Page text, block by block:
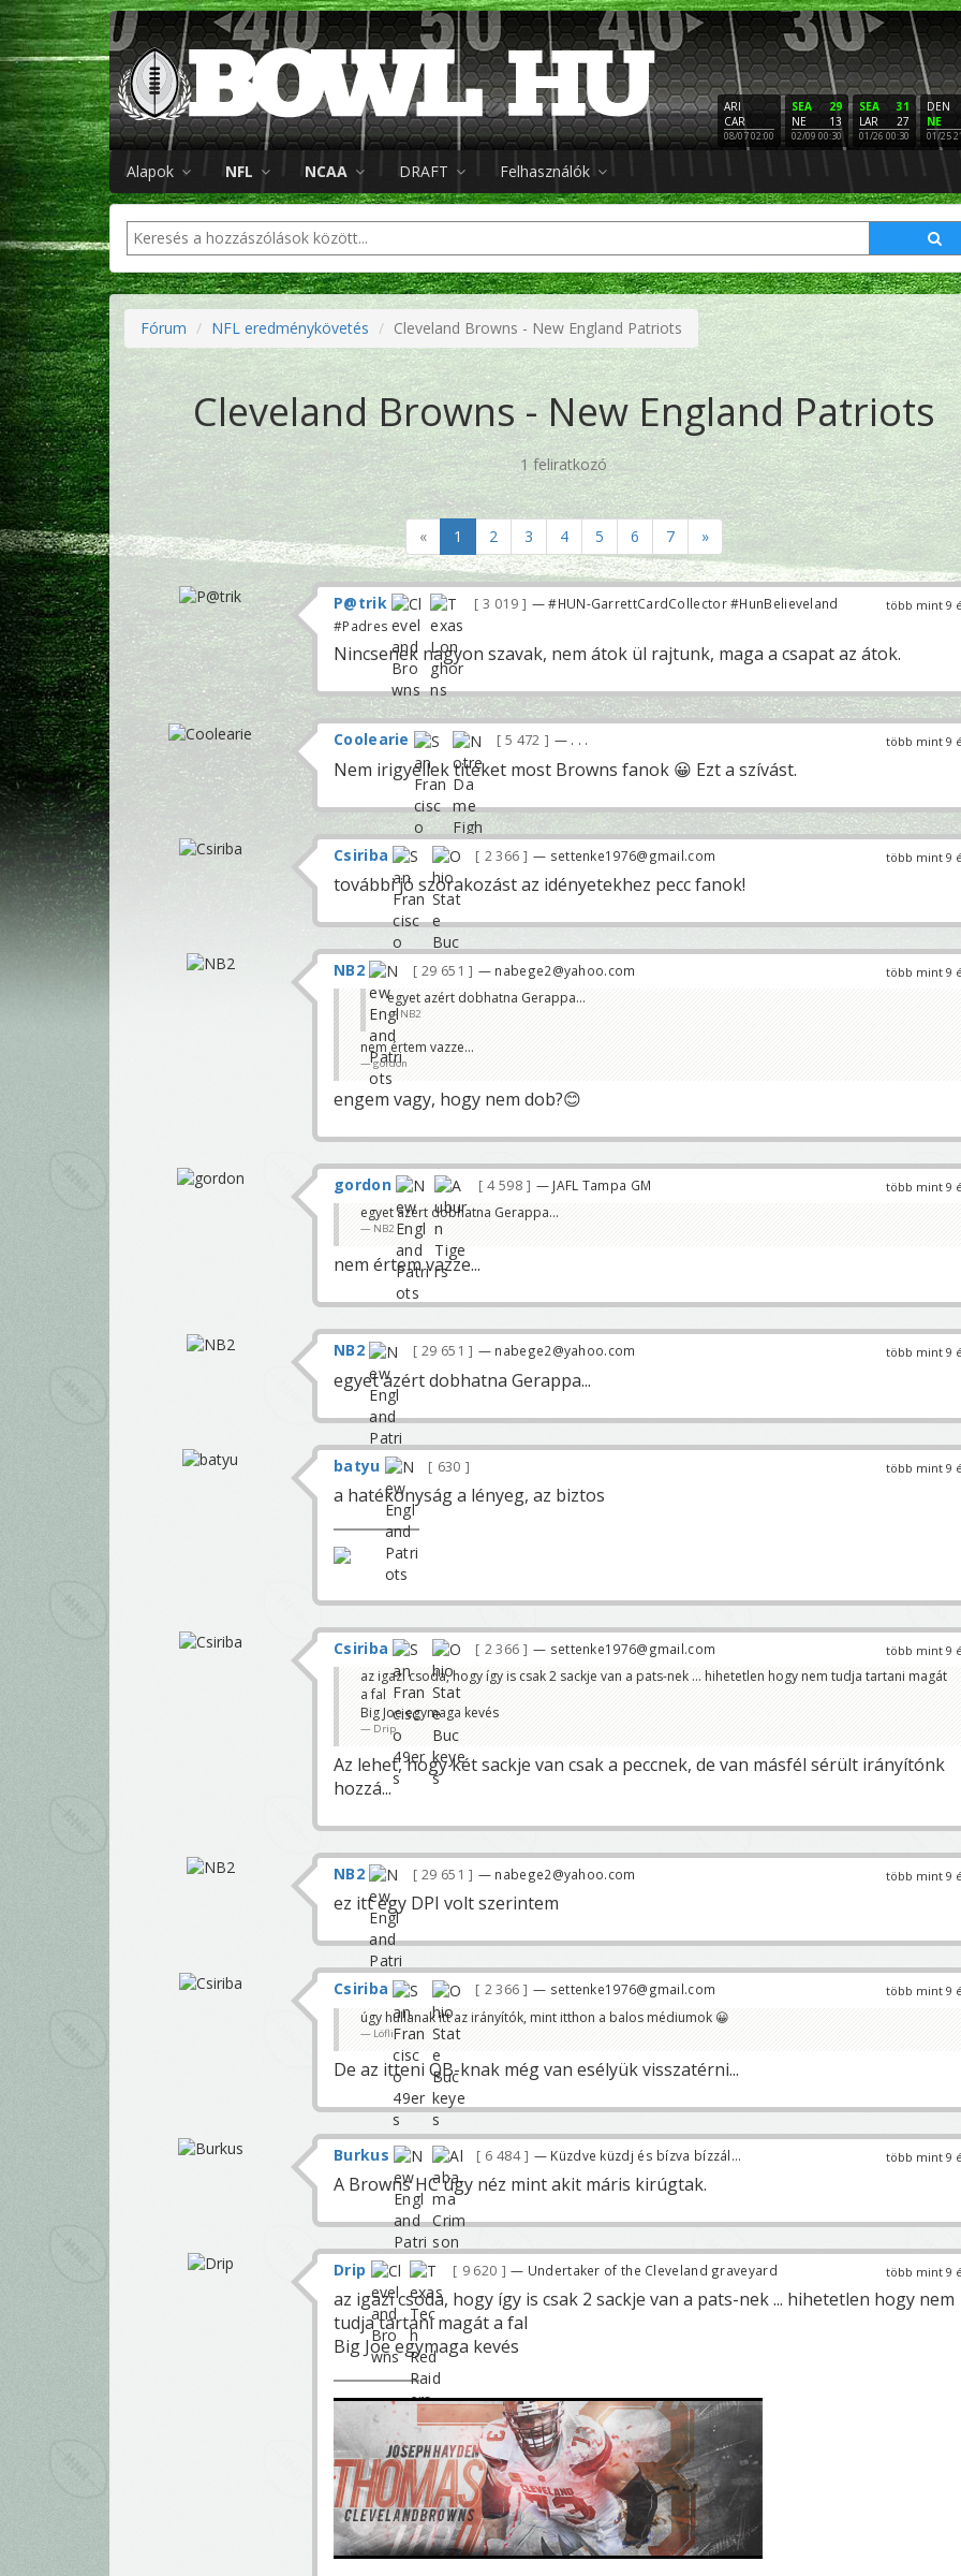
ARI
CAR
08/07 02:00
29
SEA
13
NE
02/09 00:30
31
SEA
27
LAR
01/26 00:30
DEN
NE
01/25
Alapok NFL NCAA DRAFT Felhasználók
Fórum NFL eredménykövetés Cleveland Browns - New England Patriots
Cleveland Browns - New England Patriots
1 feliratkozó
« 1 2 3 4 5 6 7 »
több mint 9
P@trik 3 019
— #HUN-GarrettCardCollector #HunBelieveland
#Padres
Nincsenek nagyon szavak, nem átok ül rajtunk, maga a csapat az átok.
több mint 9
Coolearie 5 472 — . . .
Nem irigyellek titeket most Browns fanok 😀 Ezt a szívást.
több mint 9
Csiriba 2 366 — settenke1976@gmail.com
további jó szorakozást az idényetekhez pecc fanok!
több mint 9
NB2 29 651 — nabege2@yahoo.com
egyet azért dobhatna Gerappa...
NB2
nem értem vazze...
gordon
engem vagy, hogy nem dob?😊
több mint 9
gordon 4 598 — JAFL Tampa GM
egyet azért dobhatna Gerappa...
NB2
nem értem vazze...
több mint 9
NB2 29 651 — nabege2@yahoo.com
egyet azért dobhatna Gerappa...
több mint 9
batyu 630
a hatékonyság a lényeg, az biztos
több mint 9
Csiriba 2 366 — settenke1976@gmail.com
az igazi csoda, hogy így is csak 2 sackje van a pats-nek ... hihetetlen hogy nem tudja tartani magát
a fal
Big Joe egymaga kevés
Drip
Az lehet, hogy két sackje van csak a peccnek, de van másfél sérült irányítónk
hozzá...
több mint 9
NB2 29 651 — nabege2@yahoo.com
ez itt egy DPI volt szerintem
több mint 9
Csiriba 2 366 — settenke1976@gmail.com
úgy hullanak itt az irányítók, mint itthon a balos médiumok 😀
Löfli
De az itteni QB-knak még van esélyük visszatérni...
több mint 9
Burkus 6 484 — Küzdve küzdj és bízva bízzál...
A Browns HC úgy néz mint akit máris kirúgtak.
több mint 9
Drip 9 620 — Undertaker of the Cleveland graveyard
az igazi csoda, hogy így is csak 2 sackje van a pats-nek ... hihetetlen hogy nem
tudja tartani magát a fal
Big Joe egymaga kevés